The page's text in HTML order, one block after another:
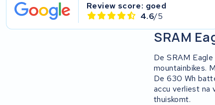
Review score: goed
4.6/5
SRAM
De SRAM
mountainbikes.
De 630 Wh
accu verliest na
thuiskomt.